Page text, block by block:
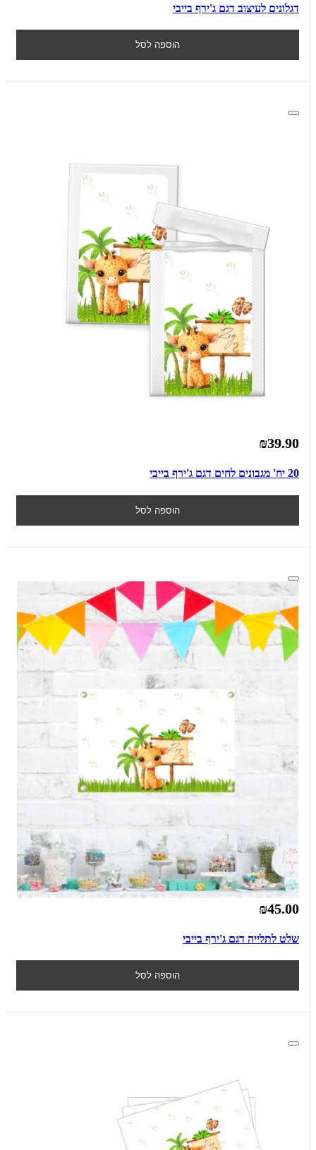
דגלונים לעיצוב דגם ג'ירף בייבי
הוספה לסל
₪39.90
20 יח' מגבונים לחים דגם ג'ירף בייבי
הוספה לסל
₪45.00
שלט לתלייה דגם ג'ירף בייבי
הוספה לסל